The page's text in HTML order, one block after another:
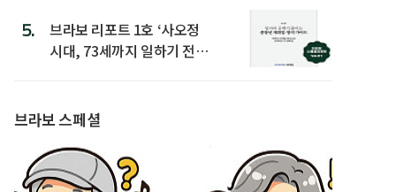
5.
브라보 리포트 1호 ‘사오정
시대, 73세까지 일하기 전략’
브라보 스페셜